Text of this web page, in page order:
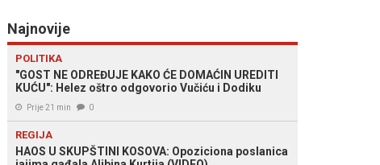
Najnovije
POLITIKA
"GOST NE ODREĐUJE KAKO ĆE DOMAĆIN UREDITI
KUĆU": Helez oštro odgovorio Vučiću i Dodiku
Prije 21 min 0
REGIJA
HAOS U SKUPŠTINI KOSOVA: Opoziciona poslanica